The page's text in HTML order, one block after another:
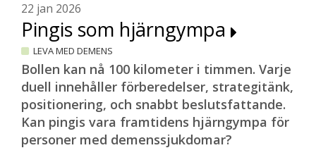
22 jan 2026
Pingis som hjärngympa
LEVA MED DEMENS
Bollen kan nå 100 kilometer i timmen. Varje
duell innehåller förberedelser, strategitänk,
positionering, och snabbt beslutsfattande.
Kan pingis vara framtidens hjärngympa för
personer med demenssjukdomar?